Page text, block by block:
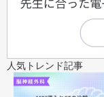
人気トレンド記事